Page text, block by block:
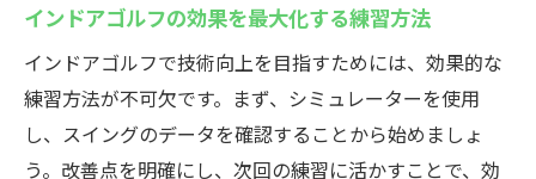
える環境
厚木市のインドアゴルフレッスンでスキルアッ
プを目指す
自己分析によるインドアゴルフスキル向上
インドアゴルフの効果を最大化する練習方法
インドアゴルフで技術向上を目指すためには、効果的な
練習方法が不可欠です。まず、シミュレーターを使用
し、スイングのデータを確認することから始めましょ
う。改善点を明確にし、次回の練習に活かすことで、効